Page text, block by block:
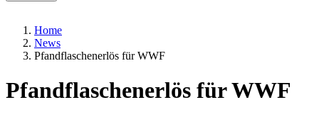
Home
News
Pfandflaschenerlös für WWF
Pfandflaschenerlös für WWF